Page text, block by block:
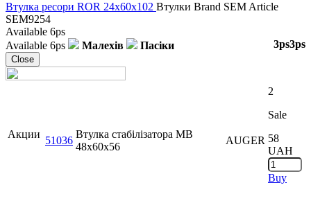
Втулка ресори ROR 24x60x102 Втулки Brand SEM Article
SEM9254
Available 6ps
Available 6ps Малехів 3ps
Пасіки 3ps
Close
Акции
51036
Втулка стабілізатора MB
48x60x56
AUGER
2
Sale
58
UAH
Buy